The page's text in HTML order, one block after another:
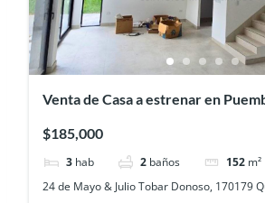
Venta de Casa a estrenar en
$185,000
3 hab 2 baños 152 m²
24 de Mayo & Julio Tobar Donoso, 170179